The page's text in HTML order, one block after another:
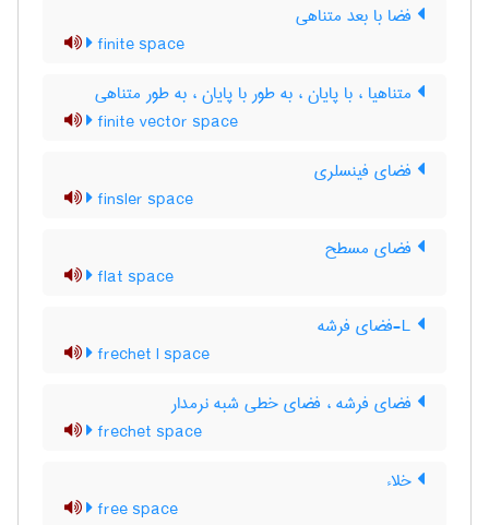
فضا با بعد متناهی
finite space
متناهیا ، با پایان ، به طور با پایان ، به طور متناهی
finite vector space
فضای فینسلری
finsler space
فضای مسطح
flat space
frechet l space
فضای فرشه ، فضای خطی شبه نرمدار
frechet space
خلاء
free space